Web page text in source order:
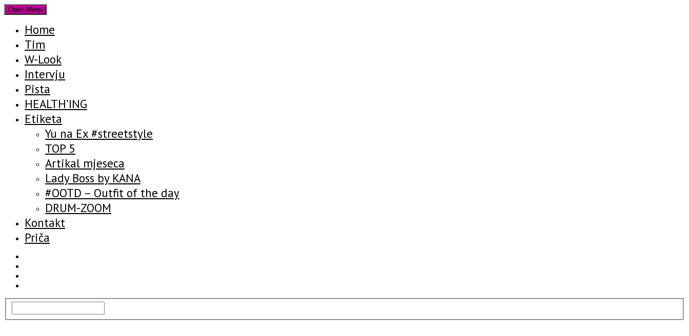
Open Menu
Home
Tim
W-Look
Intervju
Pista
HEALTH’ING
Etiketa
Yu na Ex #streetstyle
TOP 5
Artikal mjeseca
Lady Boss by KANA
#OOTD – Outfit of the day
DRUM-ZOOM
Kontakt
Priča